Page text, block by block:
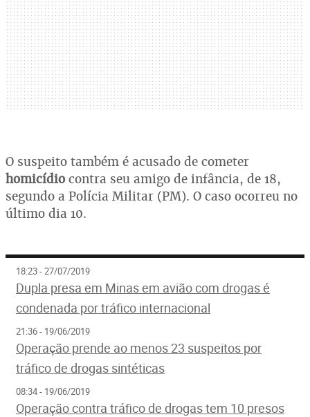
O suspeito também é acusado de cometer
homicídio contra seu amigo de infância, de 18,
segundo a Polícia Militar (PM). O caso ocorreu no
último dia 10.
18:23 - 27/07/2019
Dupla presa em Minas em avião com drogas é
condenada por tráfico internacional
21:36 - 19/06/2019
Operação prende ao menos 23 suspeitos por
tráfico de drogas sintéticas
08:34 - 19/06/2019
Operação contra tráfico de drogas tem 10 presos